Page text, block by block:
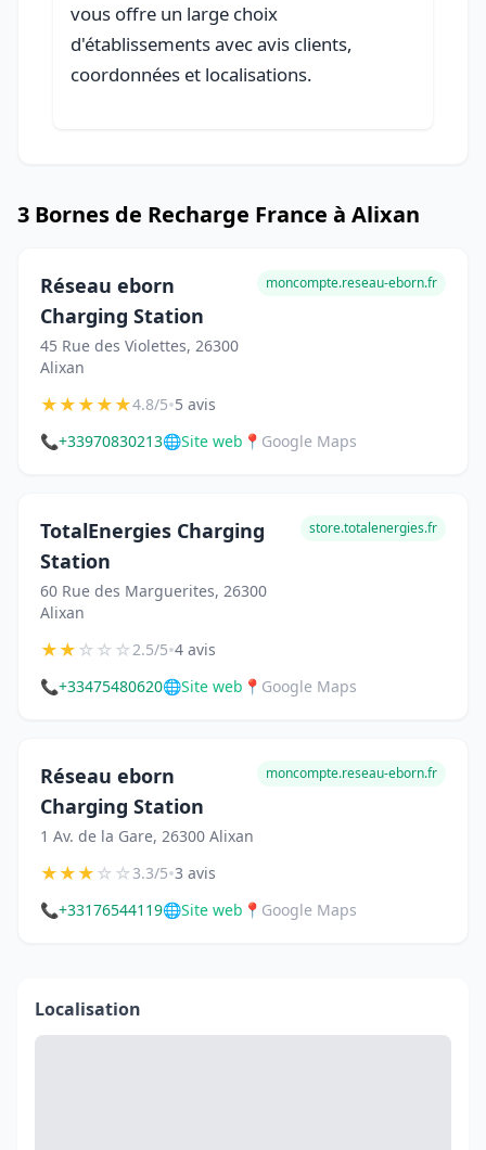
vous offre un large choix
d'établissements avec avis clients,
coordonnées et localisations.
3 Bornes de Recharge France à Alixan
Réseau eborn
Charging Station
45 Rue des Violettes, 26300
Alixan
moncompte.reseau-eborn.fr
★★★★★4.8/5•5 avis
📞+33970830213🌐Site web 📍 Google Maps
TotalEnergies Charging
Station
60 Rue des Marguerites, 26300
Alixan
store.totalenergies.fr
★★☆☆☆2.5/5•4 avis
📞+33475480620🌐Site web 📍 Google Maps
Réseau eborn
Charging Station
1 Av. de la Gare, 26300 Alixan
moncompte.reseau-eborn.fr
★★★☆☆3.3/5•3 avis
📞+33176544119🌐Site web 📍 Google Maps
Localisation